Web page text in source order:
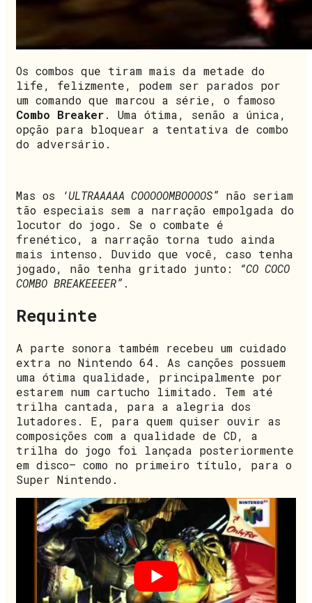
Os combos que tiram mais da metade do
life, felizmente, podem ser parados por
um comando que marcou a série, o famoso
Combo Breaker. Uma ótima, senão a única,
opção para bloquear a tentativa de combo
do adversário.
Mas os ‘ULTRAAAAA COOOOOMBOOOOS” não seriam
tão especiais sem a narração empolgada do
locutor do jogo. Se o combate é
frenético, a narração torna tudo ainda
mais intenso. Duvido que você, caso tenha
jogado, não tenha gritado junto:
“CO COCO
COMBO BREAKEEEER” .
Requinte
A parte sonora também recebeu um cuidado
extra no Nintendo 64. As canções possuem
uma ótima qualidade, principalmente por
estarem num cartucho limitado. Tem até
trilha cantada, para a alegria dos
lutadores. E, para quem quiser ouvir as
composições com a qualidade de CD, a
trilha do jogo foi lançada posteriormente
em disco— como no primeiro título, para o
Super Nintendo.